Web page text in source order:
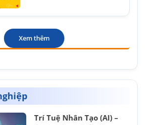
Xem thêm
Trí Tuệ Nhân Tạo (AI) –